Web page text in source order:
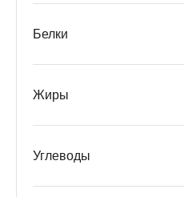
Белки
Жиры
Углеводы